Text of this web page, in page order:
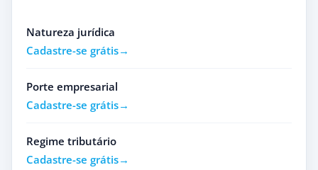
Natureza jurídica
Cadastre-se grátis
Porte empresarial
Cadastre-se grátis
Regime tributário
Cadastre-se grátis